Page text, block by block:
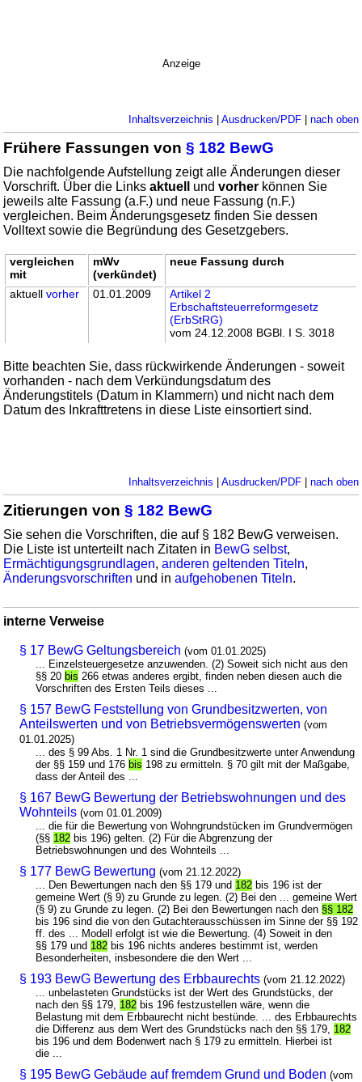
Anzeige
Inhaltsverzeichnis | Ausdrucken/PDF| nach oben
Frühere Fassungen von§ 182 BewG
Die nachfolgende Aufstellung zeigt alle Änderungen dieser
Vorschrift. Über die Linksaktuell undvorher können Sie
jeweils alte Fassung (a.F.) und neue Fassung (n.F.)
vergleichen. Beim Änderungsgesetz finden Sie dessen
Volltext sowie die Begründung des Gesetzgebers.
vergleichen
mit
mWv
(verkündet)
neue Fassung durch
aktuellvorher 01.01.2009
Artikel 2
Erbschaftsteuerreformgesetz
(ErbStRG)
vom 24.12.2008 BGBl. I S. 3018
Bitte beachten Sie, dass rückwirkende Änderungen - soweit
vorhanden - nach dem Verkündungsdatum des
Änderungstitels (Datum in Klammern) und nicht nach dem
Datum des Inkrafttretens in diese Liste einsortiert sind.
Inhaltsverzeichnis | Ausdrucken/PDF| nach oben
Zitierungen von§ 182 BewG
Sie sehen die Vorschriften, die auf § 182 BewG verweisen.
Die Liste ist unterteilt nach Zitaten in BewG selbst,
Ermächtigungsgrundlagen,anderen geltenden Titeln,
Änderungsvorschriften und inaufgehobenen Titeln.
interne Verweise
§ 17 BewG Geltungsbereich (vom 01.01.2025)
... Einzelsteuergesetze anzuwenden. (2) Soweit sich nicht aus den
§§ 20bis 266 etwas anderes ergibt, finden neben diesen auch die
Vorschriften des Ersten Teils dieses ...
§ 157 BewG Feststellung von Grundbesitzwerten, von
Anteilswerten und von Betriebsvermögenswerten (vom
01.01.2025)
... des § 99 Abs. 1 Nr. 1 sind die Grundbesitzwerte unter Anwendung
der §§ 159 und 176bis 198 zu ermitteln. § 70 gilt mit der Maßgabe,
dass der Anteil des ...
§ 167 BewG Bewertung der Betriebswohnungen und des
Wohnteils (vom 01.01.2009)
... die für die Bewertung von Wohngrundstücken im Grundvermögen
(§§ 182 bis 196) gelten. (2) Für die Abgrenzung der
Betriebswohnungen und des Wohnteils ...
§ 177 BewG Bewertung (vom 21.12.2022)
... Den Bewertungen nach den §§ 179 und 182 bis 196 ist der
gemeine Wert (§ 9) zu Grunde zu legen. (2) Bei den ... gemeine Wert
(§ 9) zu Grunde zu legen. (2) Bei den Bewertungen nach den §§ 182
bis 196 sind die von den Gutachterausschüssen im Sinne der §§ 192
ff. des ... Modell erfolgt ist wie die Bewertung. (4) Soweit in den
§§ 179 und 182 bis 196 nichts anderes bestimmt ist, werden
Besonderheiten, insbesondere die den Wert ...
§ 193 BewG Bewertung des Erbbaurechts (vom 21.12.2022)
... unbelasteten Grundstücks ist der Wert des Grundstücks, der
nach den §§ 179, 182 bis 196 festzustellen wäre, wenn die
Belastung mit dem Erbbaurecht nicht bestünde. ... des Erbbaurechts
die Differenz aus dem Wert des Grundstücks nach den §§ 179, 182
bis 196 und dem Bodenwert nach § 179 zu ermitteln. Hierbei ist
die ...
§ 195 BewG Gebäude auf fremdem Grund und Boden (vom